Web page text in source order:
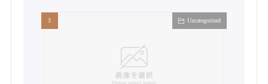
Uncategorized